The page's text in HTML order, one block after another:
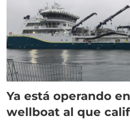
Ya está operando
wellboat al que